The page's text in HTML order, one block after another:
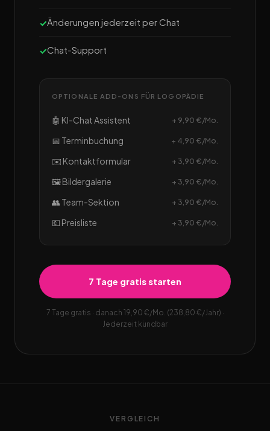
Änderungen jederzeit per Chat
Chat-Support
OPTIONALE ADD-ONS FÜR LOGOPÄDIE
🤖 KI-Chat Assistent + 9,90 €/Mo.
📅 Terminbuchung + 4,90 €/Mo.
✉️ Kontaktformular + 3,90 €/Mo.
🖼️ Bildergalerie + 3,90 €/Mo.
👥 Team-Sektion + 3,90 €/Mo.
💶 Preisliste + 3,90 €/Mo.
7 Tage gratis starten
7 Tage gratis · danach 19,90 €/Mo. (238,80 €/Jahr) ·
Jederzeit kündbar
VERGLEICH